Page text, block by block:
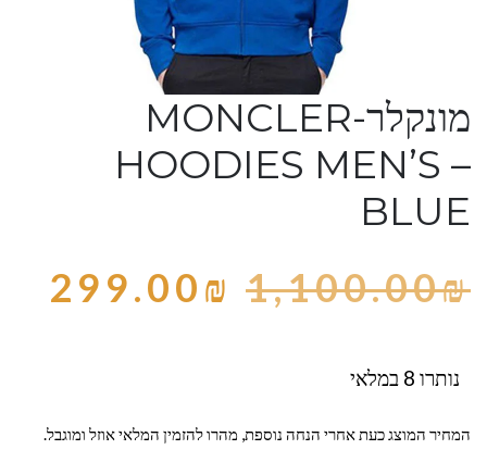
מונקלר-MONCLER
HOODIES MEN’S –
BLUE
1,100.00₪
299.00₪
נותרו 8 במלאי
המחיר המוצג כעת אחרי הנחה נוספת, מהרו להזמין המלאי אוזל ומוגבל.